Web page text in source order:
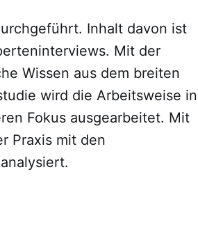
Inhalt davon ist
Mit der
Wissen aus dem breiten
wird die Arbeitsweise in
Fokus ausgearbeitet. Mit
Praxis mit den